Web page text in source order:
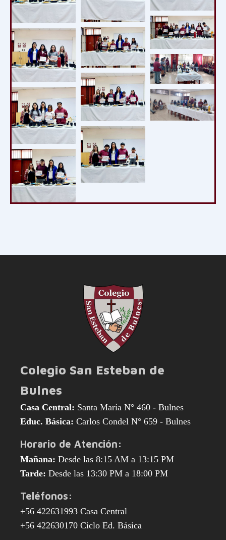
Colegio San Esteban de
Bulnes
Casa Central: Santa María N° 460 - Bulnes
Educ. Básica: Carlos Condel N° 659 - Bulnes
Horario de Atención:
Mañana: Desde las 8:15 AM a 13:15 PM
Tarde: Desde las 13:30 PM a 18:00 PM
Teléfonos:
+56 422631993 Casa Central
+56 422630170 Ciclo Ed. Básica